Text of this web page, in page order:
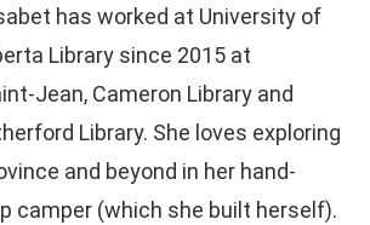
has worked at University of
Library since 2015 at
Jean, Cameron Library and
Library. She loves exploring
and beyond in her hand-
camper (which she built herself).